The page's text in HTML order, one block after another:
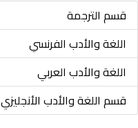
قسم الترجمة
اللغة والأدب الفرنسي
اللغة والأدب العربي
قسم اللغة والأدب الأنجليزي